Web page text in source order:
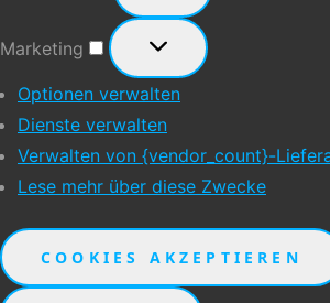
Marketing
Marketing
Optionen verwalten
Dienste verwalten
Verwalten von {vendor_count}-
Lese mehr über diese Zwecke
COOKIES AKZEPTIEREN